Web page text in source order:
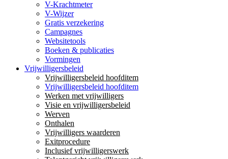
V-Krachtmeter
V-Wijzer
Gratis verzekering
Campagnes
Websitetools
Boeken & publicaties
Vormingen
Vrijwilligersbeleid
Vrijwilligersbeleid hoofditem
Vrijwilligersbeleid hoofditem
Werken met vrijwilligers
Visie en vrijwilligersbeleid
Werven
Onthalen
Vrijwilligers waarderen
Exitprocedure
Inclusief vrijwilligerswerk